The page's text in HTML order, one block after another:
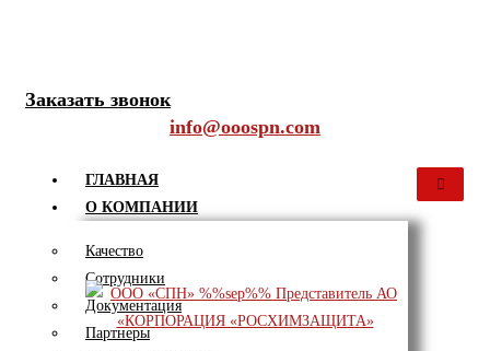
Заказать звонок
info@ooospn.com
ГЛАВНАЯ
О КОМПАНИИ
Качество
Сотрудники
Документация
Партнеры